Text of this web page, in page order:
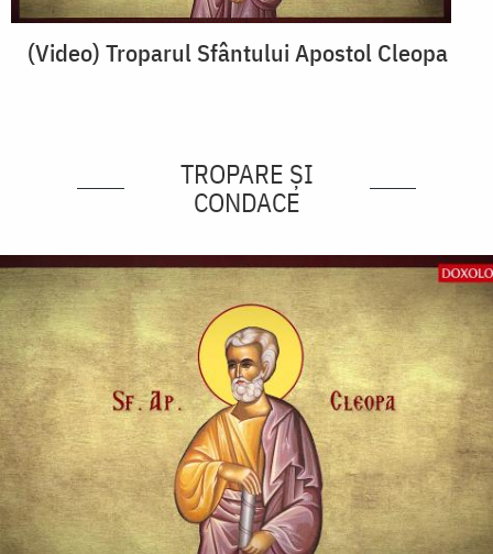
(Video) Troparul Sfântului Apostol Cleopa
TROPARE ȘI
CONDACE